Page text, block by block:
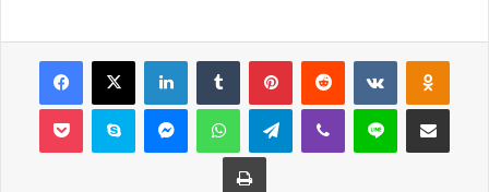
Facebook
X LinkedInTumblr PinterestReddit VKontakte
Pocket Skype MessengerWhatsAppTelegramViber Line E-Posta ile
Yazdır